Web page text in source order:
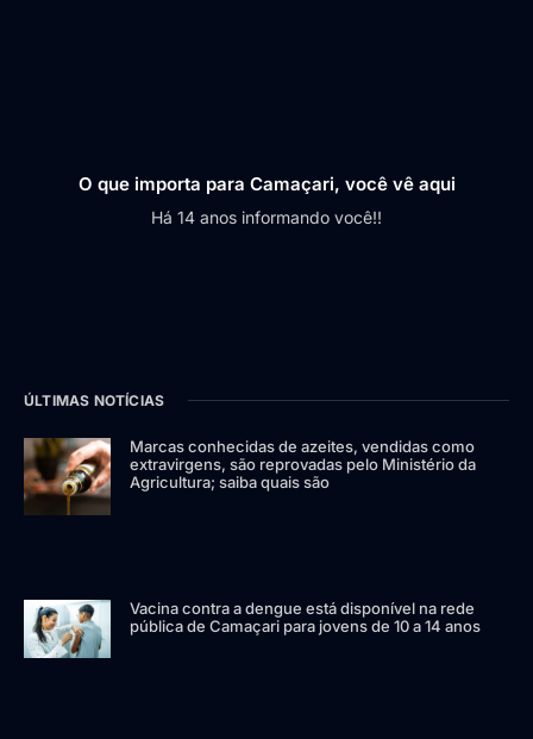
O que importa para Camaçari, você vê aqui
Há 14 anos informando você!!
ÚLTIMAS NOTÍCIAS
Marcas conhecidas de azeites, vendidas como
extravirgens, são reprovadas pelo Ministério da
Agricultura; saiba quais são
Vacina contra a dengue está disponível na rede
pública de Camaçari para jovens de 10 a 14 anos